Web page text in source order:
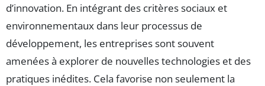
d’innovation. En intégrant des critères sociaux et
environnementaux dans leur processus de
développement, les entreprises sont souvent
amenées à explorer de nouvelles technologies et des
pratiques inédites. Cela favorise non seulement la